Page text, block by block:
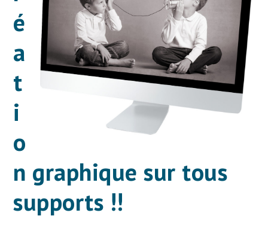
é
a
t
i
o
n graphique sur tous
supports !!